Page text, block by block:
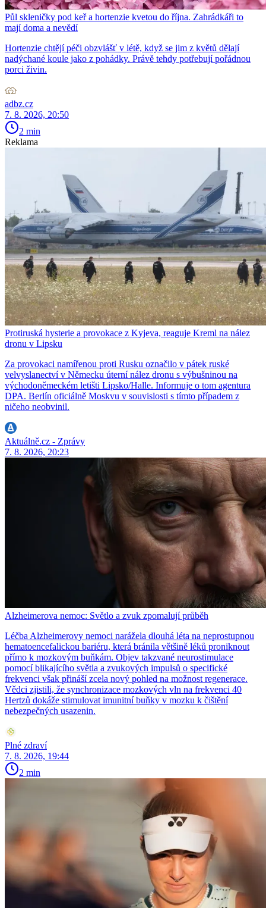
Půl skleničky pod keř a hortenzie kvetou do října. Zahrádkáři to
mají doma a nevědí
Hortenzie chtějí péči obzvlášť v létě, když se jim z květů dělají
nadýchané koule jako z pohádky. Právě tehdy potřebují pořádnou
porci živin.
adbz.cz
7. 8. 2026, 20:50
2 min
Reklama
Protiruská hysterie a provokace z Kyjeva, reaguje Kreml na nález
dronu v Lipsku
Za provokaci namířenou proti Rusku označilo v pátek ruské
velvyslanectví v Německu úterní nález dronu s výbušninou na
východoněmeckém letišti Lipsko/Halle. Informuje o tom agentura
DPA. Berlín oficiálně Moskvu v souvislosti s tímto případem z
ničeho neobvinil.
Aktuálně.cz - Zprávy
7. 8. 2026, 20:23
Alzheimerova nemoc: Světlo a zvuk zpomalují průběh
Léčba Alzheimerovy nemoci narážela dlouhá léta na neprostupnou
hematoencefalickou bariéru, která bránila většině léků proniknout
přímo k mozkovým buňkám. Objev takzvané neurostimulace
pomocí blikajícího světla a zvukových impulsů o specifické
frekvenci však přináší zcela nový pohled na možnost regenerace.
Vědci zjistili, že synchronizace mozkových vln na frekvenci 40
Hertzů dokáže stimulovat imunitní buňky v mozku k čištění
nebezpečných usazenin.
Plné zdraví
7. 8. 2026, 19:44
2 min